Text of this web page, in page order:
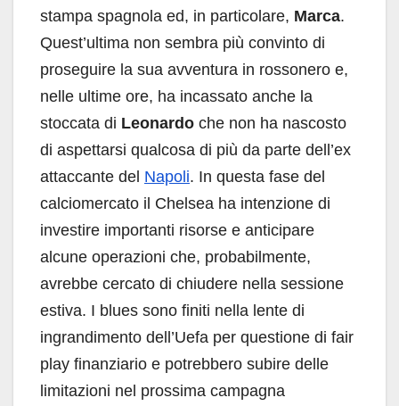
stampa spagnola ed, in particolare, Marca.
Quest’ultima non sembra più convinto di
proseguire la sua avventura in rossonero e,
nelle ultime ore, ha incassato anche la
stoccata di Leonardo che non ha nascosto
di aspettarsi qualcosa di più da parte dell’ex
attaccante del Napoli. In questa fase del
calciomercato il Chelsea ha intenzione di
investire importanti risorse e anticipare
alcune operazioni che, probabilmente,
avrebbe cercato di chiudere nella sessione
estiva. I blues sono finiti nella lente di
ingrandimento dell’Uefa per questione di fair
play finanziario e potrebbero subire delle
limitazioni nel prossima campagna